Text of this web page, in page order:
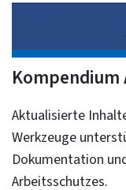
Kompendium
Aktualisierte
Werkzeuge
Dokumentation
Arbeitsschutzes.